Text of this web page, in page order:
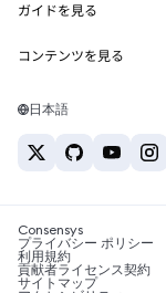
Snaps
Web3サービス
セキュリティ
サポート
キャリア
お問い合わせ
Solanaの価格
Tetherの価格
ETH→USD
USDT→INR
BTC→INR
ETH→USDT
ガイドを見る
ETHの購入
USDTの購入
SHIBの購入
BNBの購入
コンテンツを見る
Solanaウォレット
税制関連ニュース
暗号資産の購入方法は？
日本語
Consensys
プライバシー ポリシー
利用規約
貢献者ライセンス契約
サイトマップ